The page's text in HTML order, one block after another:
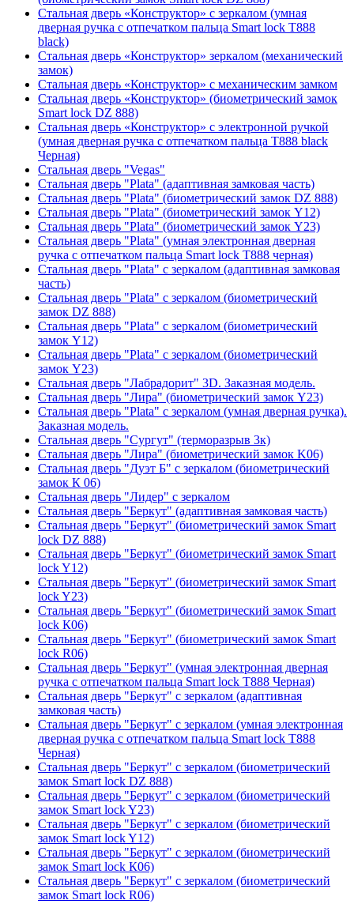
Стальная дверь «Конструктор» с зеркалом (умная
дверная ручка с отпечатком пальца Smart lock T888
black)
Стальная дверь «Конструктор» зеркалом (механический
замок)
Стальная дверь «Конструктор» с механическим замком
Стальная дверь «Конструктор» (биометрический замок
Smart lock DZ 888)
Стальная дверь «Конструктор» с электронной ручкой
(умная дверная ручка с отпечатком пальца T888 black
Черная)
Стальная дверь "Vegas"
Стальная дверь "Plata" (адаптивная замковая часть)
Стальная дверь "Plata" (биометрический замок DZ 888)
Стальная дверь "Plata" (биометрический замок Y12)
Стальная дверь "Plata" (биометрический замок Y23)
Стальная дверь "Plata" (умная электронная дверная
ручка с отпечатком пальца Smart lock T888 черная)
Стальная дверь "Plata" с зеркалом (адаптивная замковая
часть)
Стальная дверь "Plata" с зеркалом (биометрический
замок DZ 888)
Стальная дверь "Plata" с зеркалом (биометрический
замок Y12)
Стальная дверь "Plata" с зеркалом (биометрический
замок Y23)
Стальная дверь "Лабрадорит" 3D. Заказная модель.
Стальная дверь "Лира" (биометрический замок Y23)
Стальная дверь "Plata" с зеркалом (умная дверная ручка).
Заказная модель.
Стальная дверь "Сургут" (терморазрыв 3к)
Стальная дверь "Лира" (биометрический замок K06)
Стальная дверь "Дуэт Б" с зеркалом (биометрический
замок К 06)
Стальная дверь "Лидер" с зеркалом
Стальная дверь "Беркут" (адаптивная замковая часть)
Стальная дверь "Беркут" (биометрический замок Smart
lock DZ 888)
Стальная дверь "Беркут" (биометрический замок Smart
lock Y12)
Стальная дверь "Беркут" (биометрический замок Smart
lock Y23)
Стальная дверь "Беркут" (биометрический замок Smart
lock К06)
Стальная дверь "Беркут" (биометрический замок Smart
lock R06)
Стальная дверь "Беркут" (умная электронная дверная
ручка с отпечатком пальца Smart lock T888 Черная)
Стальная дверь "Беркут" с зеркалом (адаптивная
замковая часть)
Стальная дверь "Беркут" с зеркалом (умная электронная
дверная ручка с отпечатком пальца Smart lock T888
Черная)
Стальная дверь "Беркут" с зеркалом (биометрический
замок Smart lock DZ 888)
Стальная дверь "Беркут" с зеркалом (биометрический
замок Smart lock Y23)
Стальная дверь "Беркут" с зеркалом (биометрический
замок Smart lock Y12)
Стальная дверь "Беркут" с зеркалом (биометрический
замок Smart lock К06)
Стальная дверь "Беркут" с зеркалом (биометрический
замок Smart lock R06)